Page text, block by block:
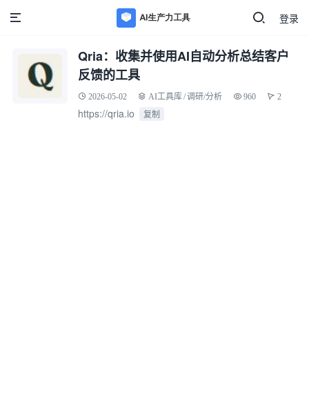
登录
Qria：收集并使用AI自动分析总结客户
反馈的工具
2026-05-02 AI工具库/调研/分析 960 2
https://qria.io 复制